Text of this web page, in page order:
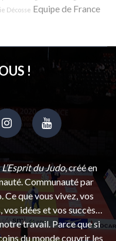
Décosse Equipe de France
!
L’Esprit du Judo, créé en
Communauté par
Ce que vous vivez, vos
idées et vos succès…
travail. Parce que si
du monde couvrir les